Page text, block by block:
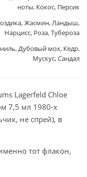
ноты, Кокос, Персик
Жасмин, Ландыш,
Нарцисс, Роза, Тубероза
Дубовый мох, Кедр,
Мускус, Сандал
Lagerfeld Chloe
7,5 мл 1980-х
не спрей), в
тот флакон,